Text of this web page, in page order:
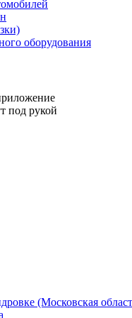
оборудования
под рукой
(Московская